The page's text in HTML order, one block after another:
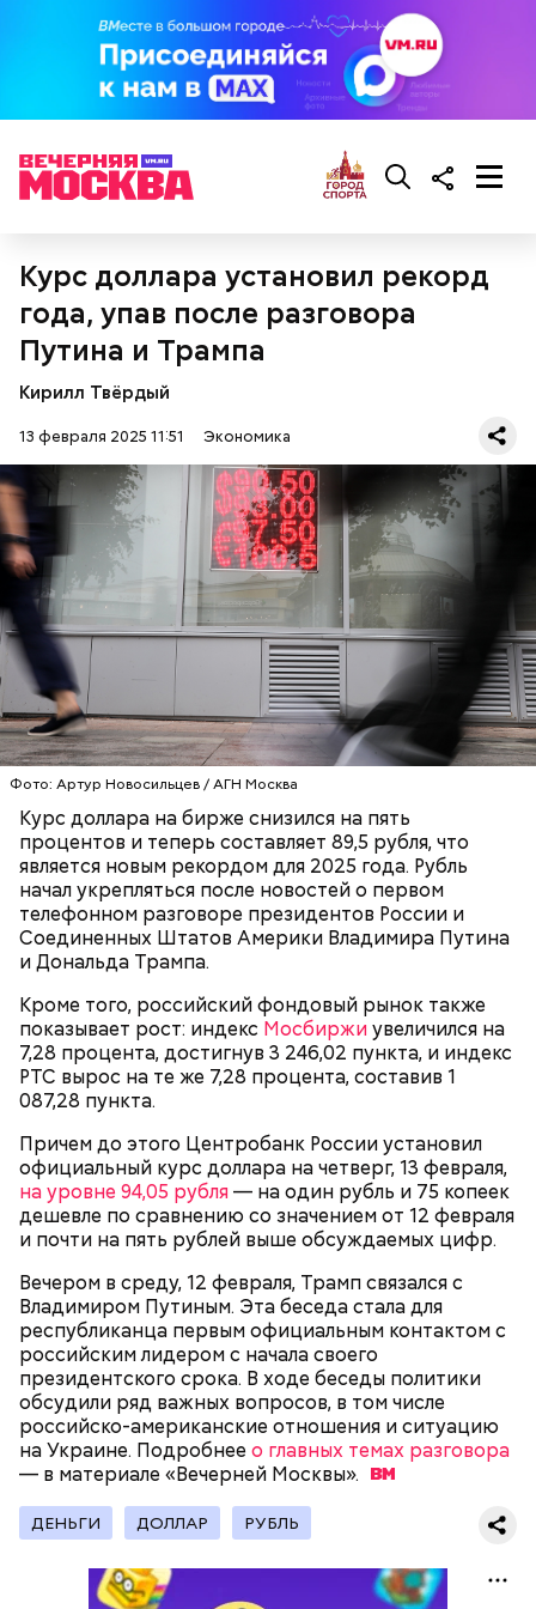
Курс доллара установил рекорд
года, упав после разговора
Путина и Трампа
Кирилл Твёрдый
13 февраля 2025 11:51 Экономика
Фото: Артур Новосильцев / АГН Москва
Курс доллара на бирже снизился на пять
процентов и теперь составляет 89,5 рубля, что
является новым рекордом для 2025 года. Рубль
начал укрепляться после новостей о первом
телефонном разговоре президентов России и
Соединенных Штатов Америки Владимира Путина
и Дональда Трампа.
Кроме того, российский фондовый рынок также
показывает рост: индекс Мосбиржиувеличился на
7,28 процента, достигнув 3 246,02 пункта, и индекс
РТС вырос на те же 7,28 процента, составив 1
087,28 пункта.
Причем до этого Центробанк России установил
официальный курс доллара на четверг, 13 февраля,
на уровне 94,05 рубля— на один рубль и 75 копеек
дешевле по сравнению со значением от 12 февраля
и почти на пять рублей выше обсуждаемых цифр.
Вечером в среду, 12 февраля, Трамп связался с
Владимиром Путиным. Эта беседа стала для
республиканца первым официальным контактом с
российским лидером с начала своего
президентского срока. В ходе беседы политики
обсудили ряд важных вопросов, в том числе
российско-американские отношения и ситуацию
на Украине. Подробнее о главных темах разговора
— в материале «Вечерней Москвы».
ДЕНЬГИ ДОЛЛАР РУБЛЬ